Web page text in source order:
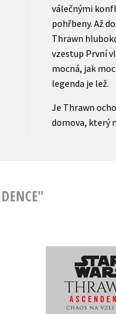
válečnými
pohřbeny. Až
Thrawn
vzestup První
mocná, jak
legenda je lež.
Je Thrawn
domova, který
Star Wars -
Ascendence:
Timothy